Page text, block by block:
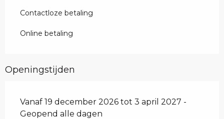
Contactloze betaling
Online betaling
Openingstijden
Vanaf 19 december 2026 tot 3 april 2027 -
Geopend alle dagen